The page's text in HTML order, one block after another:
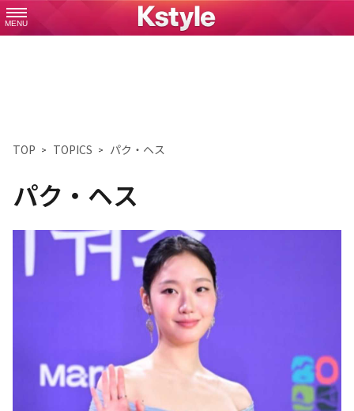
MENU
TOP TOPICS パク・ヘス
パク・ヘス